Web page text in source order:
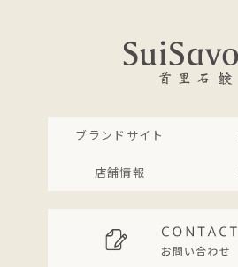
ブランドサイト
店舗情報